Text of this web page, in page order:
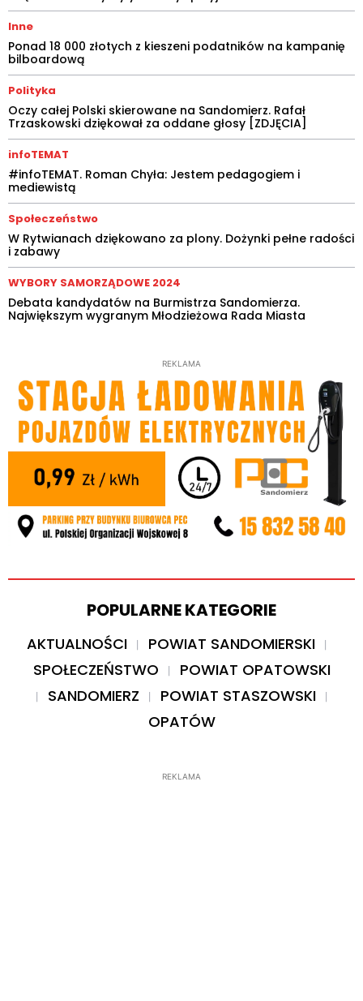
Inne
Ponad 18 000 złotych z kieszeni podatników na kampanię
bilboardową
Polityka
Oczy całej Polski skierowane na Sandomierz. Rafał
Trzaskowski dziękował za oddane głosy [ZDJĘCIA]
infoTEMAT
#infoTEMAT. Roman Chyła: Jestem pedagogiem i
mediewistą
Społeczeństwo
W Rytwianach dziękowano za plony. Dożynki pełne radości
i zabawy
WYBORY SAMORZĄDOWE 2024
Debata kandydatów na Burmistrza Sandomierza.
Największym wygranym Młodzieżowa Rada Miasta
REKLAMA
POPULARNE KATEGORIE
AKTUALNOŚCI
POWIAT SANDOMIERSKI
SPOŁECZEŃSTWO
POWIAT OPATOWSKI
SANDOMIERZ
POWIAT STASZOWSKI
OPATÓW
REKLAMA